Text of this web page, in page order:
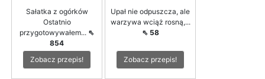
Sałatka z ogórków
Ostatnio
przygotowywałem... ⇖
854
Zobacz przepis!
Upał nie odpuszcza, ale
warzywa wciąż rosną,...
⇖ 58
Zobacz przepis!